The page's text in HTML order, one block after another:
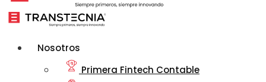
Nosotros
Primera Fintech Contable